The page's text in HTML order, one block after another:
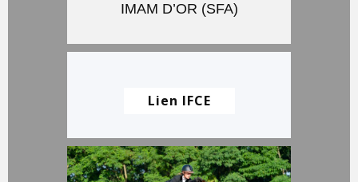
IMAM D’OR (SFA)
Lien IFCE